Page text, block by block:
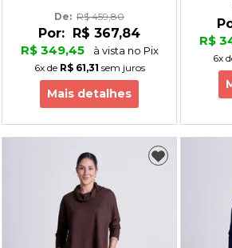
De: R$ 459,80
Por:
R$ 367,84
R$ 349,45
à vista no Pix
6xde R$ 61,31 sem juros
Mais detalhes
R$
6x